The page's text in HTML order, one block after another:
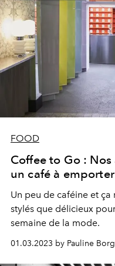
FOOD
Coffee to Go :
un café à
Un peu de caféine et
stylés que délicieux
semaine de la mode.
01.03.2023 by Pauline